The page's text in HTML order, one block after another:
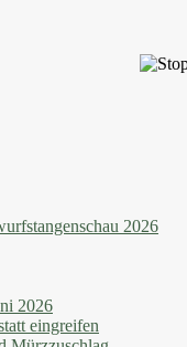
2026
2026
eingreifen